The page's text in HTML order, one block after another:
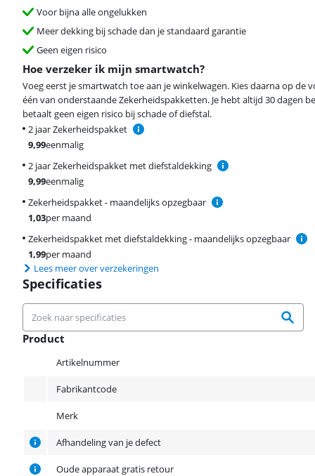
Voor bijna alle ongelukken
Meer dekking bij schade dan je standaard garantie
Geen eigen risico
Hoe verzeker ik mijn smartwatch?
Voeg eerst je smartwatch toe aan je winkelwagen. Kies daarna op de
één van onderstaande Zekerheidspakketten. Je hebt altijd 30 dagen
betaalt geen eigen risico bij schade of diefstal.
2 jaar Zekerheidspakket
9,99eenmalig
2 jaar Zekerheidspakket met diefstaldekking
9,99eenmalig
Zekerheidspakket - maandelijks opzegbaar
1,03per maand
Zekerheidspakket met diefstaldekking - maandelijks opzegbaar
1,99per maand
Lees meer over verzekeringen
Specificaties
Product
Artikelnummer
Fabrikantcode
Merk
Afhandeling van je defect
Oude apparaat gratis retour